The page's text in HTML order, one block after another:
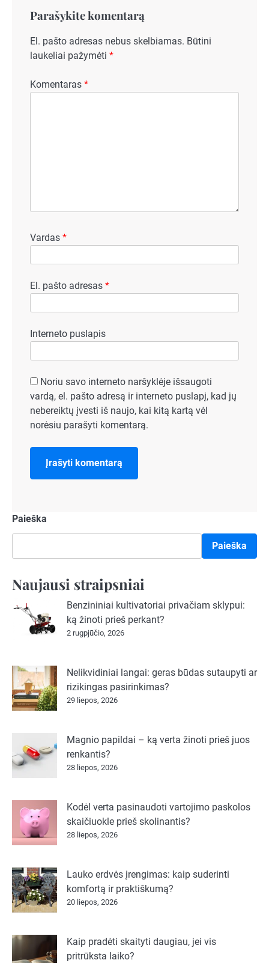
Parašykite komentarą
El. pašto adresas nebus skelbiamas. Būtini
laukeliai pažymėti *
Komentaras *
Vardas *
El. pašto adresas *
Interneto puslapis
Noriu savo interneto naršyklėje išsaugoti
vardą, el. pašto adresą ir interneto puslapį, kad jų
nebereiktų įvesti iš naujo, kai kitą kartą vėl
norėsiu parašyti komentarą.
Paieška
Paieška
Naujausi straipsniai
Benzininiai kultivatoriai privačiam sklypui:
ką žinoti prieš perkant?
2 rugpjūčio, 2026
Nelikvidiniai langai: geras būdas sutaupyti ar
rizikingas pasirinkimas?
29 liepos, 2026
Magnio papildai – ką verta žinoti prieš juos
renkantis?
28 liepos, 2026
Kodėl verta pasinaudoti vartojimo paskolos
skaičiuokle prieš skolinantis?
28 liepos, 2026
Lauko erdvės įrengimas: kaip suderinti
komfortą ir praktiškumą?
20 liepos, 2026
Kaip pradėti skaityti daugiau, jei vis
pritrūksta laiko?